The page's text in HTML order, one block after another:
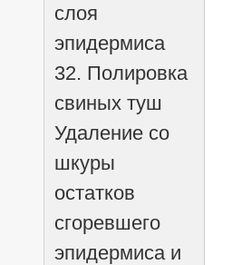
слоя
эпидермиса
32. Полировка
свиных туш
Удаление со
шкуры
остатков
сгоревшего
эпидермиса и